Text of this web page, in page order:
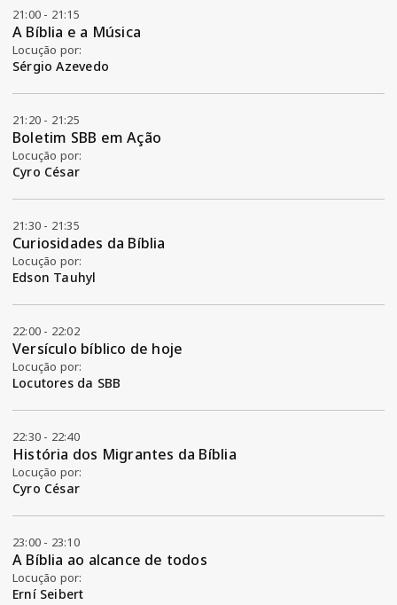
21:00 - 21:15
A Bíblia e a Música
Locução por:
Sérgio Azevedo
21:20 - 21:25
Boletim SBB em Ação
Locução por:
Cyro César
21:30 - 21:35
Curiosidades da Bíblia
Locução por:
Edson Tauhyl
22:00 - 22:02
Versículo bíblico de hoje
Locução por:
Locutores da SBB
22:30 - 22:40
História dos Migrantes da Bíblia
Locução por:
Cyro César
23:00 - 23:10
A Bíblia ao alcance de todos
Locução por:
Erní Seibert